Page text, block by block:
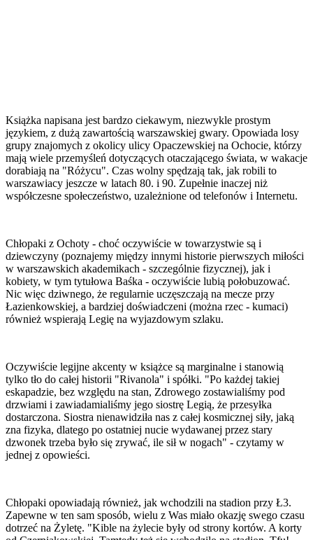
Książka napisana jest bardzo ciekawym, niezwykle prostym
językiem, z dużą zawartością warszawskiej gwary. Opowiada losy
grupy znajomych z okolicy ulicy Opaczewskiej na Ochocie, którzy
mają wiele przemyśleń dotyczących otaczającego świata, w wakacje
dorabiają na "Różycu". Czas wolny spędzają tak, jak robili to
warszawiacy jeszcze w latach 80. i 90. Zupełnie inaczej niż
współczesne społeczeństwo, uzależnione od telefonów i Internetu.
Chłopaki z Ochoty - choć oczywiście w towarzystwie są i
dziewczyny (poznajemy między innymi historie pierwszych miłości
w warszawskich akademikach - szczególnie fizycznej), jak i
kobiety, w tym tytułowa Baśka - oczywiście lubią połobuzować.
Nic więc dziwnego, że regularnie uczęszczają na mecze przy
Łazienkowskiej, a bardziej doświadczeni (można rzec - kumaci)
również wspierają Legię na wyjazdowym szlaku.
Oczywiście legijne akcenty w książce są marginalne i stanowią
tylko tło do całej historii "Rivanola" i spółki. "Po każdej takiej
eskapadzie, bez względu na stan, Zdrowego zostawialiśmy pod
drzwiami i zawiadamialiśmy jego siostrę Legią, że przesyłka
dostarczona. Siostra nienawidziła nas z całej kosmicznej siły, jaką
zna fizyka, dlatego po ostatniej nucie wydawanej przez stary
dzwonek trzeba było się zrywać, ile sił w nogach" - czytamy w
jednej z opowieści.
Chłopaki opowiadają również, jak wchodzili na stadion przy Ł3.
Zapewne w ten sam sposób, wielu z Was miało okazję swego czasu
dotrzeć na Żyletę. "Kible na żylecie były od strony kortów. A korty